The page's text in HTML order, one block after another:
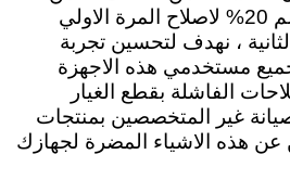
ايضاً حصولك على خصم 20% لاصلاح المرة الاولي
، نهدف لتحسين تجربة
مستخدمي هذه الاجهزة
الفاشلة بقطع الغيار
غير المتخصصين بمنتجات
عن هذه الاشياء المضرة لجهازك